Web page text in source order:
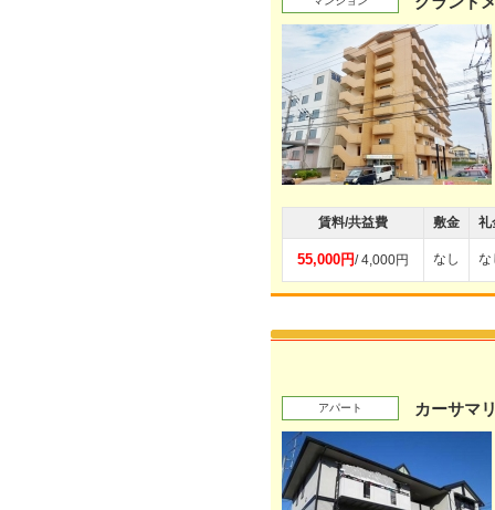
賃料/共益費 敷金 礼
55,000円/ 4,000円 なし な
アパート カーサマ